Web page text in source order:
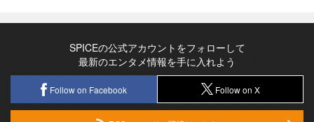
SPICEの公式アカウントをフォローして
最新のエンタメ情報を手に入れよう
Follow on Facebook Follow on X